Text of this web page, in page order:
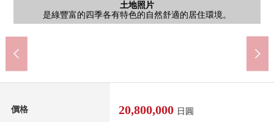
土地照片
是綠豐富的四季各有特色的自然舒適的居住環境。
其他
整形地
其他當地
只有郊外才有的綠是溢出來的居住環境。
其他當地
是被給四季的變化上色的清靜的街景。
其他當地
光照為南側道路良好
其他當地
為作為Flat的用地以及道路，自行車進入也順利。
其他當地
是視野容易用平常的駕駛確保的16.0m道路。
其他當地
是得天獨厚擁有滋潤生活的富裕的綠的所在地。
其他當地
周圍被在綠包圍
其他當地
是作為前面道路和Flat的地貌
其他當地
其他當地
其他當地
其他當地
其他當地
其他當地
其他當地
含有前面道路的外觀
前面道路
含有前面道路的外觀
前面道路
含有前面道路的外觀
前面道路
含有前面道路的外觀
前面道路
大和町立吉岡小學(約670m)
步行9分鐘
大和町立大和中學(約700m)
步行9分鐘
"吉岡東"停(宮交)(約10m)
停歩1分
柳丁緑地(約80m)
步行1分鐘
7-Eleven宮城吉岡店(約470m)
步行6分鐘
hiroko診所(約760m)
步行10分鐘
吉岡郵局(約840m)
步行11分鐘
Youk-Benimaru大和吉岡店(約960m)
步行12分鐘
DAISO Youk-Benimaru大和吉岡店(約960m)
步行12分鐘
七十七銀行(吉岡分店)(約1010m)
步行13分鐘
藥王堂宮城大和店(約1300m)
步行17分鐘
YAMAZAWA吉岡店(約1390m)
步行18分鐘
價格 20,800,000 日圓